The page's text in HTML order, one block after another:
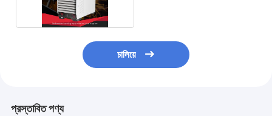
চালিয়ে
প্রস্তাবিত পণ্য